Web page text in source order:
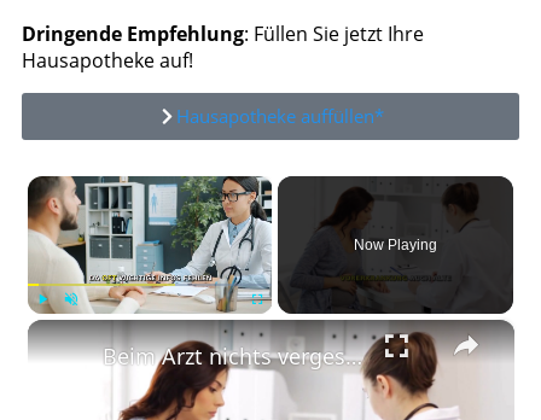
Dringende Empfehlung: Füllen Sie jetzt Ihre
Hausapotheke auf!
Hausapotheke auffüllen*
×
Now Playing
×
Beim Arzt nichts vergessen - Diese 5 Infos sind entscheidend!